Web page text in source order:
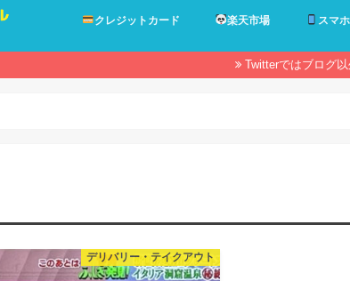
クレジットカード 楽天市場 スマ
Twitterではブログ
デリバリー・テイクアウト